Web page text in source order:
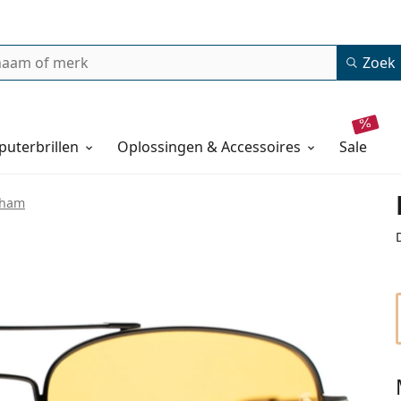
Zoek
Oplossingen & Accessoires sale